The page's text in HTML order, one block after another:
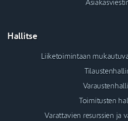
Hallitse
Liiketoimintaan
Toimitusten
Varattavien resurssien ja